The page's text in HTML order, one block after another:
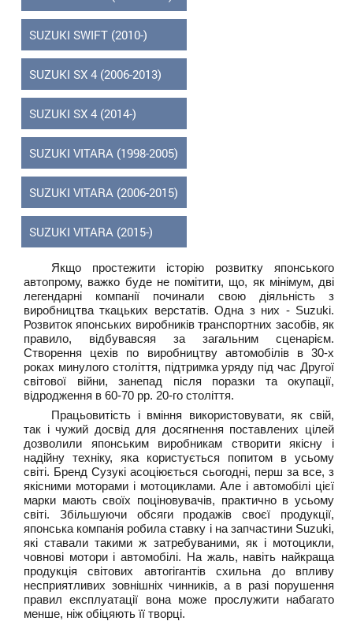
SUZUKI SWIFT (2010-)
SUZUKI SX 4 (2006-2013)
SUZUKI SX 4 (2014-)
SUZUKI VITARA (1998-2005)
SUZUKI VITARA (2006-2015)
SUZUKI VITARA (2015-)
Якщо простежити історію розвитку японського
автопрому, важко буде не помітити, що, як мінімум, дві
легендарні компанії починали свою діяльність з
виробництва ткацьких верстатів. Одна з них - Suzuki.
Розвиток японських виробників транспортних засобів, як
правило, відбувавсяя за загальним сценарієм.
Створення цехів по виробництву автомобілів в 30-х
роках минулого століття, підтримка уряду під час Другої
світової війни, занепад після поразки та окупації,
відродження в 60-70 рр. 20-го століття.
Працьовитість і вміння використовувати, як свій,
так і чужий досвід для досягнення поставлених цілей
дозволили японським виробникам створити якісну і
надійну техніку, яка користується попитом в усьому
світі. Бренд Сузукі асоціюється сьогодні, перш за все, з
якісними моторами і мотоциклами. Але і автомобілі цієї
марки мають своїх поціновувачів, практично в усьому
світі. Збільшуючи обсяги продажів своєї продукції,
японська компанія робила ставку і на запчастини Suzuki,
які ставали такими ж затребуваними, як і мотоцикли,
човнові мотори і автомобілі. На жаль, навіть найкраща
продукція світових автогігантів схильна до впливу
несприятливих зовнішніх чинників, а в разі порушення
правил експлуатації вона може прослужити набагато
менше, ніж обіцяють її творці.